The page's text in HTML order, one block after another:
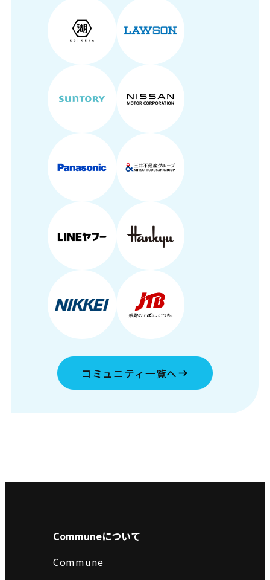
コミュニティ一覧へ
Communeについて
Commune